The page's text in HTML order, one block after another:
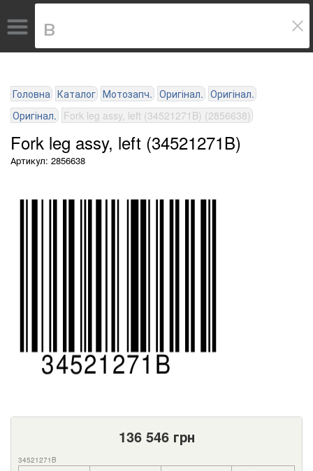
Головна Каталог Мотозапч. Оригінал. Оригінал.
Оригінал. Fork leg assy, left (34521271B) (2856638)
Fork leg assy, left (34521271B)
Артикул: 2856638
136 546грн
34521271B